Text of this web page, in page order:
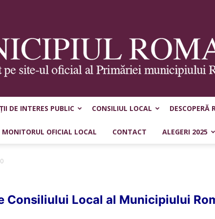
Municipiul
DE INTERES PUBLIC CONSILIUL LOCAL DESCOPERĂ
MONITORUL OFICIAL LOCAL CONTACT ALEGERI 2025
Consiliului Local al Municipiului